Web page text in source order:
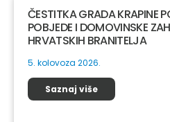
ČESTITKA GRADA KRAPINE
POBJEDE I DOMOVINSKE
HRVATSKIH BRANITELJA
5. kolovoza 2026.
Saznaj više